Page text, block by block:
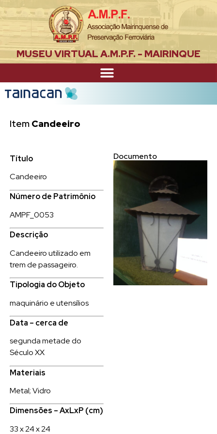
MUSEU VIRTUAL A.M.P.F. - MAIRINQUE
Item Candeeiro
Título
Candeeiro
Número de Patrimônio
AMPF_0053
Descrição
Candeeiro utilizado em
trem de passageiro.
Tipologia do Objeto
maquinário e utensílios
Data – cerca de
segunda metade do
Século XX
Materiais
Metal; Vidro
Dimensões – AxLxP (cm)
33 x 24 x 24
Documento